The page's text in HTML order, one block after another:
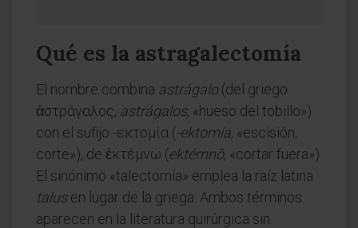
Qué es la astragalectomía
El nombre combina astrágalo(del griego
ἀστράγαλος, astrágalos, «hueso del tobillo»)
con el sufijo -εκτομία (-ektomía, «escisión,
corte»), de ἐκτέμνω (ektémnō, «cortar fuera»).
El sinónimo «talectomía» emplea la raíz latina
talusen lugar de la griega. Ambos términos
aparecen en la literatura quirúrgica sin